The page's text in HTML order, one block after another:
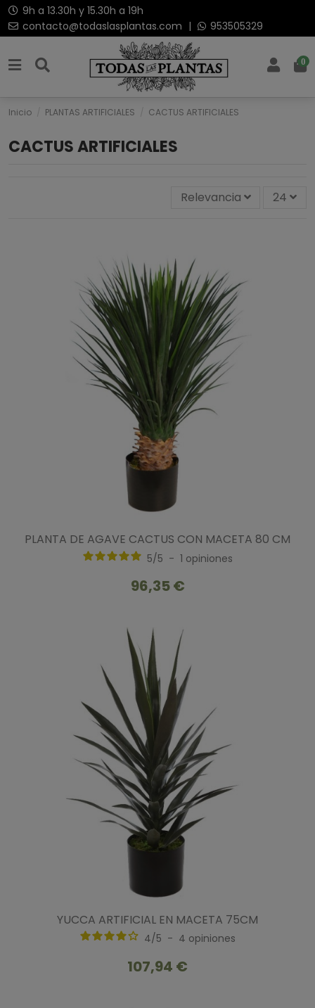
9h a 13.30h y 15.30h a 19h
contacto@todaslasplantas.com | 953505329
0
Inicio PLANTAS ARTIFICIALES CACTUS ARTIFICIALES
CACTUS ARTIFICIALES
Relevancia 24
PLANTA DE AGAVE CACTUS CON MACETA 80 CM
5/5 - 1 opiniones
96,35 €
YUCCA ARTIFICIAL EN MACETA 75CM
4/5 - 4 opiniones
107,94 €